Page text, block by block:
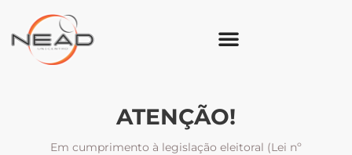
ATENÇÃO!
Em cumprimento à legislação eleitoral (Lei nº